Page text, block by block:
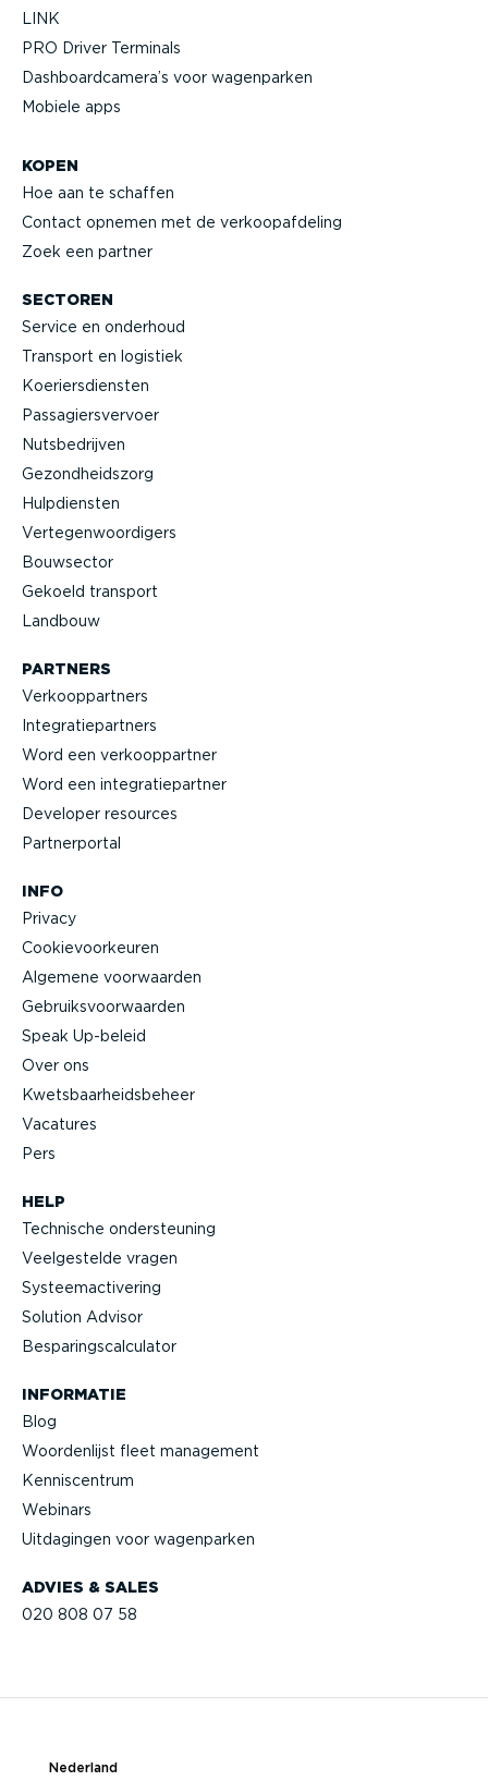
LINK
PRO Driver Terminals
Dashboard­camera’s voor wagenparken
Mobiele apps
KOPEN
Hoe aan te schaffen
Contact opnemen met de verkoop­af­deling
Zoek een partner
SECTOREN
Service en onderhoud
Transport en logistiek
Koeriers­diensten
Passa­giers­vervoer
Nutsbe­drijven
Gezond­heidszorg
Hulpdiensten
Verte­gen­woor­digers
Bouwsector
Gekoeld transport
Landbouw
ADVIES & SALES
020 808 07 58
HELP
Technische onder­steuning
Veelge­stelde vragen
Systeem­ac­ti­vering
Solution Advisor
Bespa­rings­cal­cu­lator
INFORMATIE
Blog
Woorden­lijst fleet management
Kennis­centrum
Webinars
Uitdagingen voor wagenparken
PARTNERS
Verkoop­partners
Integra­tie­partners
Word een verkoop­partner
Word een integra­tie­partner
Developer resources
Partner­portal
INFO
Privacy
Cookie­voor­keuren
Algemene voorwaarden
Gebruiks­voor­waarden
Speak Up-beleid
Over ons
Kwets­baar­heids­beheer
Vacatures
Pers
Nederland